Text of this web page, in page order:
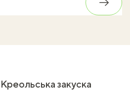
Креольська закуска